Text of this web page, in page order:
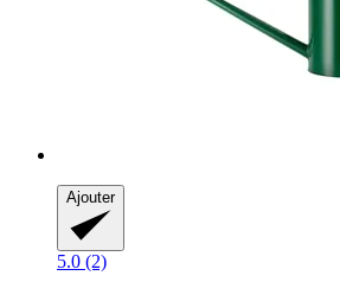
Ajouter
5.0 (2)